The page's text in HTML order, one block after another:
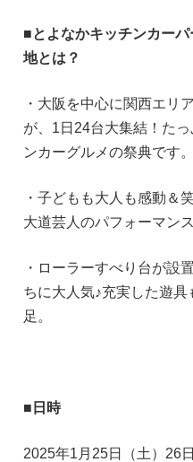
■とよなかキッチンカー
地とは？
・大阪を中心に関西エリ
が、1日24台大集結！た
ンカーグルメの祭典です。
・子どもも大人も感動＆
大道芸人のパフォーマン
・ローラーすべり台が設
ちに大人気♪充実した遊
足。
■日時
2025年1月25日（土）26